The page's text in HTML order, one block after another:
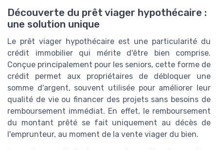
Découverte du prêt viager hypothécaire :
une solution unique
Le prêt viager hypothécaire est une particularité du
crédit immobilier qui mérite d'être bien comprise.
Conçue principalement pour les seniors, cette forme de
crédit permet aux propriétaires de débloquer une
somme d'argent, souvent utilisée pour améliorer leur
qualité de vie ou financer des projets sans besoins de
remboursement immédiat. En effet, le remboursement
du montant prêté se fait uniquement au décès de
l'emprunteur, au moment de la vente viager du bien.